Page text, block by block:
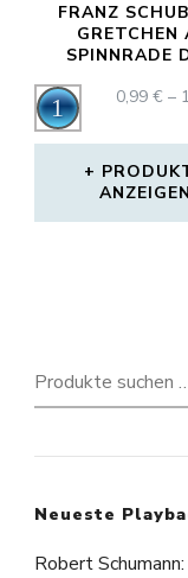
FRANZ
GRETCHEN
SPINNRADE
0,99 € –
ANZEIGEN
Suchen
nach:
Neueste
Robert